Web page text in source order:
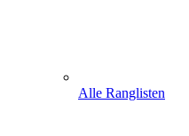
Alle Ranglisten